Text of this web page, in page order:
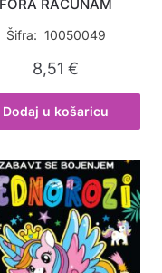
FORA RAČUNAM
Šifra: 10050049
8,51€
Dodaj u košaricu